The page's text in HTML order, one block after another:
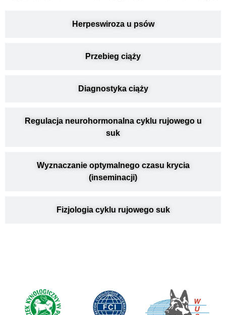
Herpeswiroza u psów
Przebieg ciąży
Diagnostyka ciąży
Regulacja neurohormonalna cyklu rujowego u
suk
Wyznaczanie optymalnego czasu krycia
(inseminacji)
Fizjologia cyklu rujowego suk